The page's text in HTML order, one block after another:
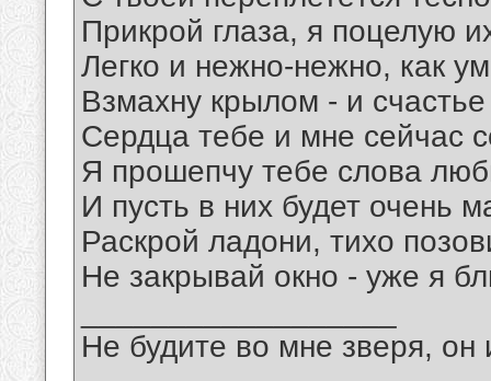
Прикрой глаза, я поцелую
Легко и нежно-нежно, как
Взмахну крылом - и
Сердца тебе и мне сейчас
Я прошепчу тебе слова
И пусть в них будет очень
Раскрой ладони, тихо
Не закрывай окно - уже я
Не будите во мне зверя, он